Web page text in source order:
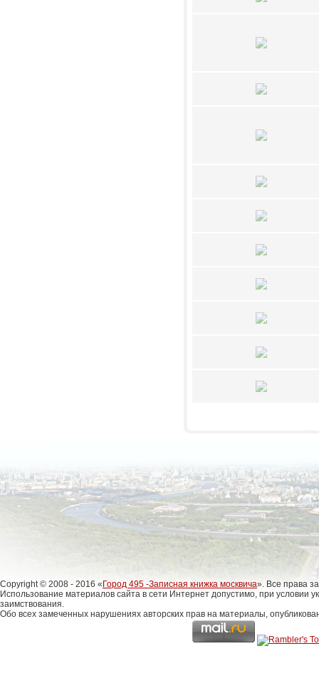
Copyright © 2008 - 2016 «Город 495 -Записная книжка москвича». Все права
Использование материалов сайта в сети Интернет допустимо, при условии
заимствования.
Обо всех замеченных нарушениях авторских прав на материалы,